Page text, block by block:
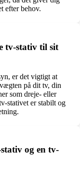
efter behov.
tv-stativ til sit
er det vigtigt at
på dit tv, din
som dreje- eller
stativet er stabilt og
og en tv-